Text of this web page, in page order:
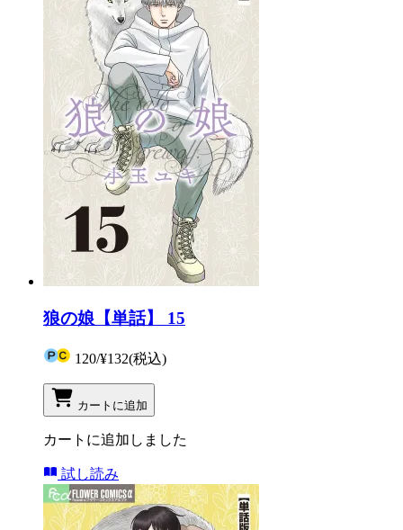
狼の娘【単話】 15
120/¥132(税込)
カートに追加
カートに追加しました
試し読み